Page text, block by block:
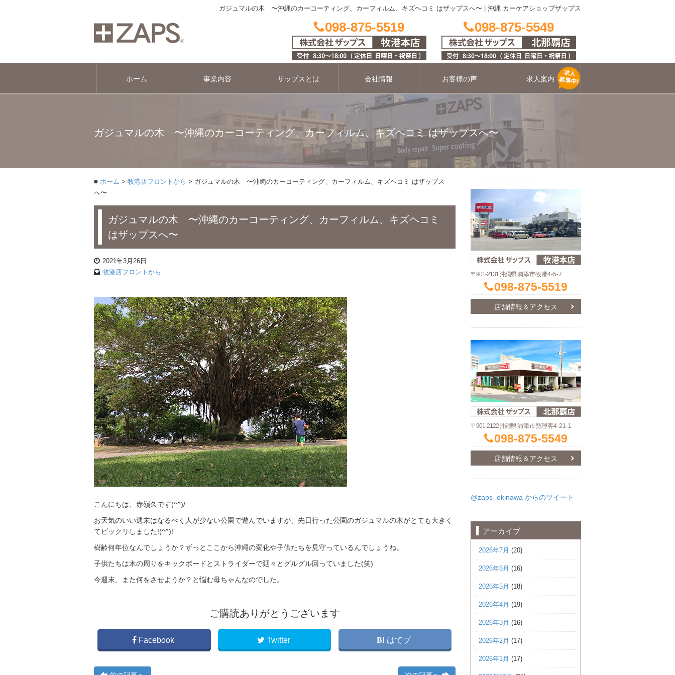
ガジュマルの木 〜沖縄のカーコーティング、カーフィルム、キズヘコミ はザップスへ〜 沖縄 カーケアショップザップス
098-875-5519 098-875-5549
ホーム 事業内容 ザップスとは 会社情報 お客様の声 求人案内
ガジュマルの木 〜沖縄のカーコーティング、カーフィルム、キズヘコミ はザップスへ〜
ホーム 牧港店フロントから
ガジュマルの木 〜沖縄のカーコーティング、カーフィルム、キズヘコミ はザップス
へ〜
ガジュマルの木 〜沖縄のカーコーティング、カーフィルム、キズヘコミ
はザップスへ〜
2021年3月26日
牧港店フロントから
こんにちは、赤嶺久です(^^)/
お天気のいい週末はなるべく人が少ない公園で遊んでいますが、先日行った公園のガジュマルの木がとても大きく
てビックリしました!(^^)!
樹齢何年位なんでしょうか？ずっとここから沖縄の変化や子供たちを見守っているんでしょうね。
子供たちは木の周りをキックボードとストライダーで延々とグルグル回っていました(笑)
今週末、また何をさせようか？と悩む母ちゃんなのでした。
ご購読ありがとうございます
Facebook Twitter はてブ
〒901-2131 沖縄県浦添市牧港4-5-7
098-875-5519
店舗情報＆アクセス
〒901-2122 沖縄県浦添市勢理客4-21-1
098-875-5549
店舗情報＆アクセス
@zaps_okinawa からのツイート
アーカイブ
2026年7月 (20)
2026年6月 (16)
2026年5月 (18)
2026年4月 (19)
2026年3月 (16)
2026年2月 (17)
2026年1月 (17)